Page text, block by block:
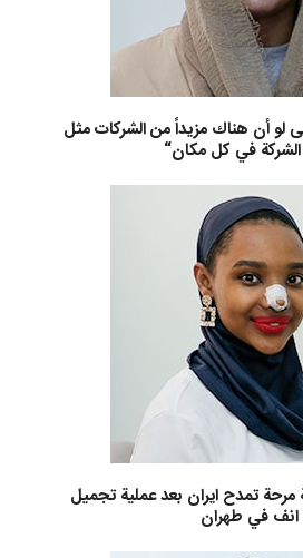
لو أن هناك مزيداً من الشركات مثل
في كل مكان“
مرحة تمدح ايران بعد عملية تجميل
انف في طهران